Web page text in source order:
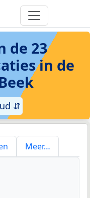
de 23
in de
⇵
Meer…